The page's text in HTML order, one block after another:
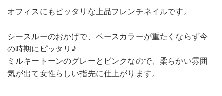
オフィスにもピッタリな上品フレンチネイルです。
シースルーのおかげで、ベースカラーが重たくならず今
の時期にピッタリ♪
ミルキートーンのグレーとピンクなので、柔らかい雰囲
気が出て女性らしい指先に仕上がります。